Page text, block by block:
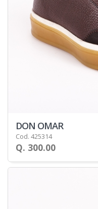
DON OMAR
Cod. 425314
Q. 300.00